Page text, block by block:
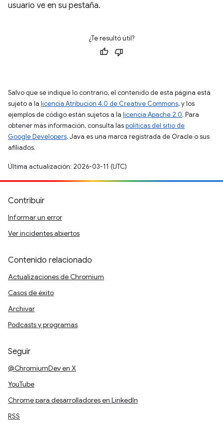
usuario ve en su pestaña.
¿Te resultó útil?
Salvo que se indique lo contrario, el contenido de esta página está
sujeto a la licencia Atribución 4.0 de Creative Commons, y los
ejemplos de código están sujetos a la licencia Apache 2.0. Para
obtener más información, consulta laspolíticas del sitio de
Google Developers. Java es una marca registrada de Oracle o sus
afiliados.
Última actualización: 2026-03-11 (UTC)
Contribuir
Informar un error
Ver incidentes abiertos
Contenido relacionado
Actualizaciones de Chromium
Casos de éxito
Archivar
Podcasts y programas
Seguir
@ChromiumDev en X
YouTube
Chrome para desarrolladores en LinkedIn
RSS